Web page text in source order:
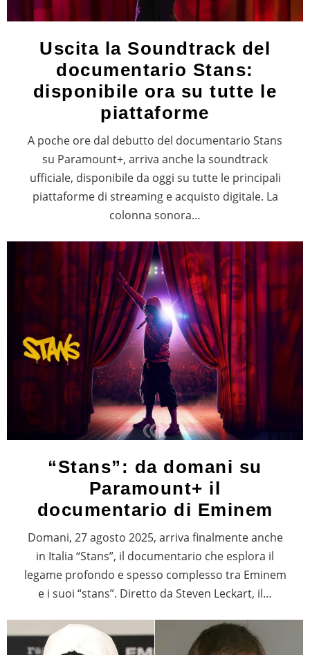
Uscita la Soundtrack del
documentario Stans:
disponibile ora su tutte le
piattaforme
A poche ore dal debutto del documentario Stans
su Paramount+, arriva anche la soundtrack
ufficiale, disponibile da oggi su tutte le principali
piattaforme di streaming e acquisto digitale. La
colonna sonora…
“Stans”: da domani su
Paramount+ il
documentario di Eminem
Domani, 27 agosto 2025, arriva finalmente anche
in Italia “Stans”, il documentario che esplora il
legame profondo e spesso complesso tra Eminem
e i suoi “stans”. Diretto da Steven Leckart, il…